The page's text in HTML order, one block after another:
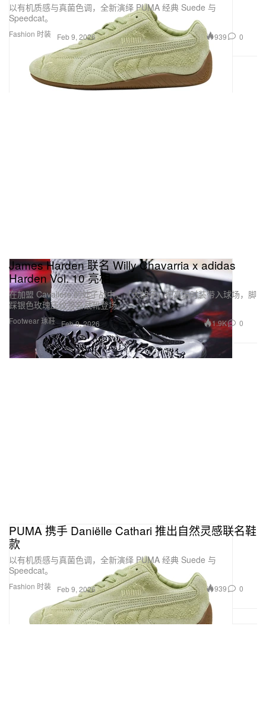
Fashion 时装
以有机质感与真菌色调，全新演绎 PUMA 经典 Suede 与
Speedcat。
Feb 9, 2026 939 0
Footwear 球鞋
James Harden 联名 Willy Chavarria x adidas
Harden Vol. 10 亮相
在加盟 Cavaliers 的处子战中，「大胡子」把高端时装带入球场，脚
踩银色玫瑰压纹签名战靴登场。
Feb 9, 2026 1.9K 0
Fashion 时装
PUMA 携手 Daniëlle Cathari 推出自然灵感联名鞋
款
以有机质感与真菌色调，全新演绎 PUMA 经典 Suede 与
Speedcat。
Feb 9, 2026 939 0